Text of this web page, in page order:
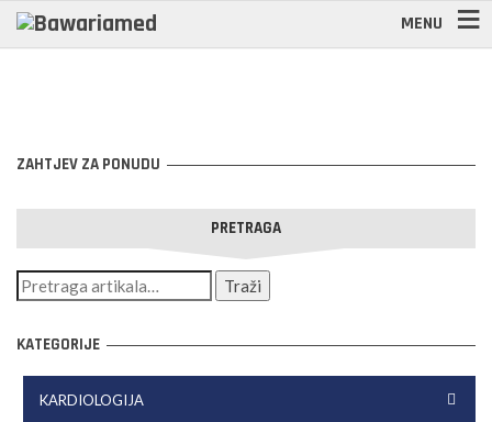
MENU
ZAHTJEV ZA PONUDU
PRETRAGA
KATEGORIJE
KARDIOLOGIJA